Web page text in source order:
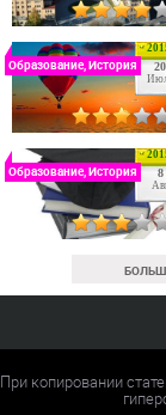
20
Образование, История
8
Образование, История
При копировании